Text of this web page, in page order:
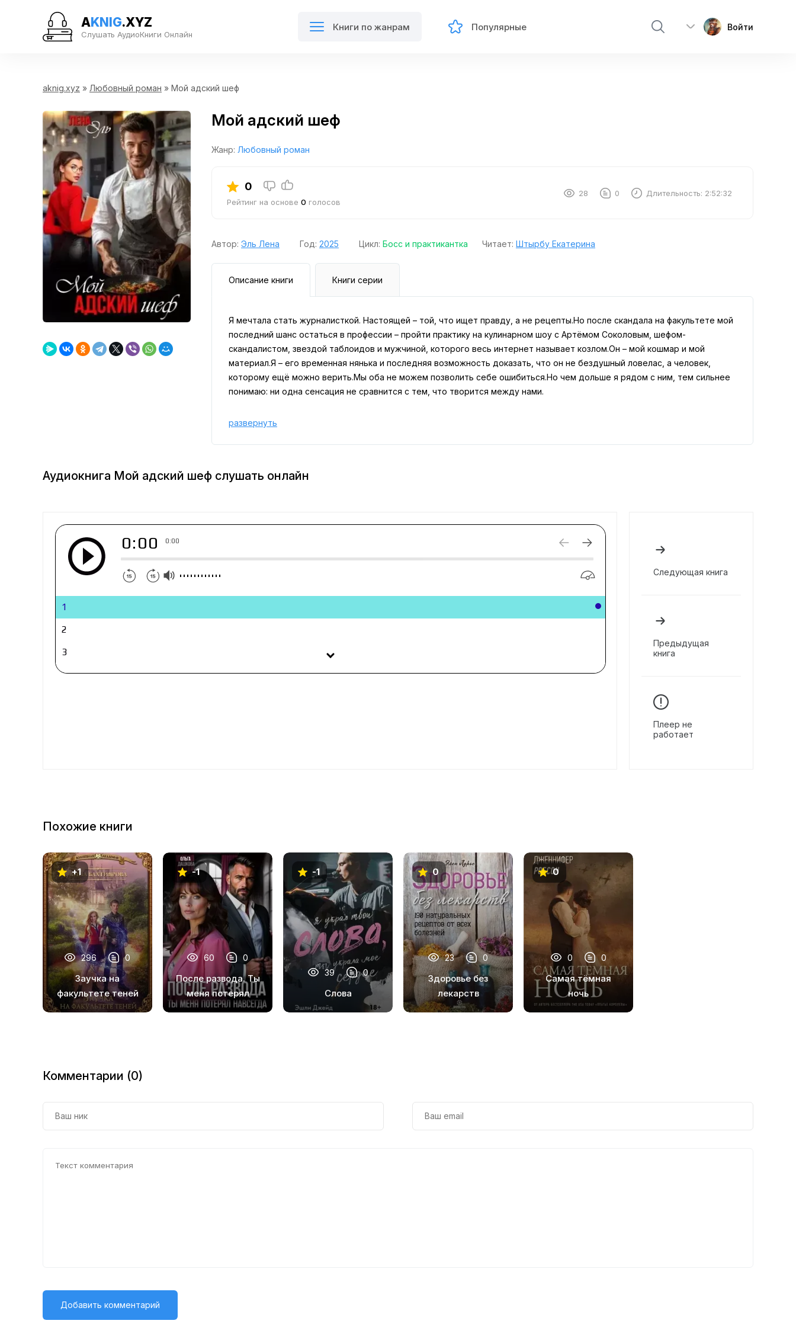
AKNIG.XYZ
Слушать АудиоКниги Онлайн
Книги по жанрам Популярные Войти
aknig.xyz » Любовный роман » Мой адский шеф
Мой адский шеф
Жанр: Любовный роман
0
Рейтинг на основе 0 голосов
28 0 Длительность: 2:52:32
Автор: Эль Лена Год: 2025 Цикл: Босс и практикантка Читает: Штырбу Екатерина
Описание книги Книги серии
Я мечтала стать журналисткой. Настоящей – той, что ищет правду, а не рецепты.Но после скандала на факультете мой
последний шанс остаться в профессии – пройти практику на кулинарном шоу с Артёмом Соколовым, шефом-
скандалистом, звездой таблоидов и мужчиной, которого весь интернет называет козлом.Он – мой кошмар и мой
материал.Я – его временная нянька и последняя возможность доказать, что он не бездушный ловелас, а человек,
которому ещё можно верить.Мы оба не можем позволить себе ошибиться.Но чем дольше я рядом с ним, тем сильнее
понимаю: ни одна сенсация не сравнится с тем, что творится между нами.
развернуть
Аудиокнига Мой адский шеф слушать онлайн
0:00 0:00
1
2
3
4
11
12
13
14
15
16
17
18
Следующая книга
Предыдущая
книга
Плеер не
работает
Похожие книги
+1
296 0
Заучка на
факультете теней
-1
60 0
После развода. Ты
меня потерял
навсегда
-1
39 0
Слова
0
23 0
Здоровье без
лекарств
0
0 0
Самая тёмная
ночь
Комментарии (0)